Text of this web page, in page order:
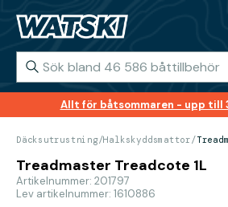
Allt för båtsommaren - upp
Däcksutrustning/Halkskyddsmattor/
Treadmaster Treadcote 1L
Artikelnummer: 201797
Lev artikelnummer: 1610886